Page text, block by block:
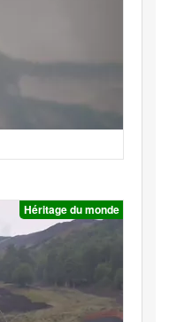
Héritage du monde